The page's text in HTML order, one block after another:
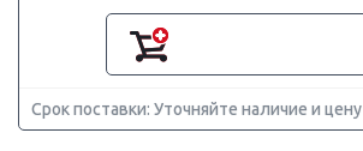
Срок поставки: Уточняйте наличие и цену